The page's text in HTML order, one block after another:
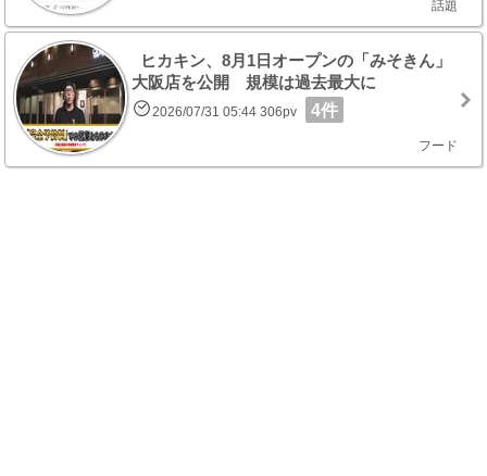
話題
ヒカキン、8月1日オープンの「みそきん」
大阪店を公開 規模は過去最大に
2026/07/31 05:44 306pv 4件
フード